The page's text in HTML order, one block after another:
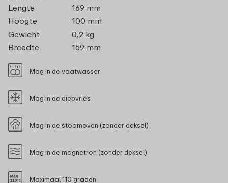
Lengte
169 mm
Hoogte
100 mm
Gewicht
0,2 kg
Breedte
159 mm
Mag in de vaatwasser
Mag in de diepvries
Mag in de stoomoven (zonder deksel)
Mag in de magnetron (zonder deksel)
Maximaal 110 graden